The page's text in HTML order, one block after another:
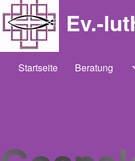
Ev.-
Main
Startseite Beratung